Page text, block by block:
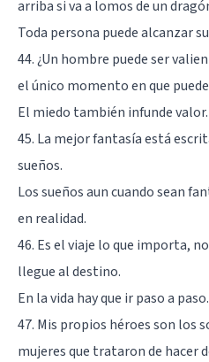
arriba si va a lomos de un
Toda persona puede alcanzar
44. ¿Un hombre puede ser
el único momento en que
El miedo también infunde valor.
45. La mejor fantasía está
sueños.
Los sueños aun cuando sean
en realidad.
46. Es el viaje lo que importa,
llegue al destino.
En la vida hay que ir paso a paso.
47. Mis propios héroes son los
mujeres que trataron de hacer